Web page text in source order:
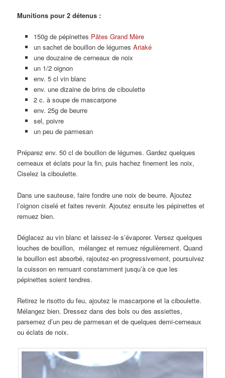
Munitions pour 2 détenus :
150g de pépinettes Pâtes Grand Mère
un sachet de bouillon de légumes Ariaké
une douzaine de cerneaux de noix
un 1/2 oignon
env. 5 cl vin blanc
env. une dizaine de brins de ciboulette
2 c. à soupe de mascarpone
env. 25g de beurre
sel, poivre
un peu de parmesan
Préparez env. 50 cl de bouillon de légumes. Gardez quelques
cerneaux et éclats pour la fin, puis hachez finement les noix,
Ciselez la ciboulette.
Dans une sauteuse, faire fondre une noix de beurre. Ajoutez
l’oignon ciselé et faites revenir. Ajoutez ensuite les pépinettes et
remuez bien.
Déglacez au vin blanc et laissez-le s’évaporer. Versez quelques
louches de bouillon, mélangez et remuez régulièrement. Quand
le bouillon est absorbé, rajoutez-en progressivement, poursuivez
la cuisson en remuant constamment jusqu’à ce que les
pépinettes soient tendres.
Retirez le risotto du feu, ajoutez le mascarpone et la ciboulette.
Mélangez bien. Dressez dans des bols ou des assiettes,
parsemez d’un peu de parmesan et de quelques demi-cerneaux
ou éclats de noix.